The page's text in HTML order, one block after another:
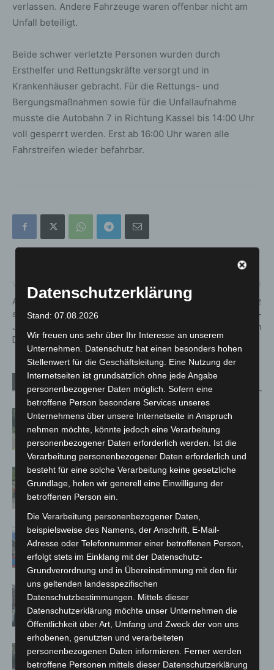
verlassen. Andere Fahrzeuge waren offenbar nicht am
Unfall beteiligt.
Beide schwer verletzte Personen wurden durch
Ersthelfer und Rettungskräfte versorgt und in
Krankenhäuser gebracht. Für die Rettungs- und
Bergungsmaßnahmen sowie für die Unfallaufnahme
musste die Autobahn 7 in Richtung Kassel bis 14:00 Uhr
voll gesperrt werden. Erst ab 16:00 Uhr waren alle
Fahrstreifen wieder befahrbar.
Ab Montag schließen
städtische Sporthallen,
Jugendtreffs und
Dorfgemeinschaftshäuser
Bundestag beschließt Gesetz
zur Stärkung der Vor-Ort-
Apotheken
Brand im „Haus der Begegnung“ in
Neuwarmbüchen schnell eingedämmt
Region Hannover: 21 neue
Notfallsanitäter starten beim Roten
Kreuz
Mann läuft mit Hockeyschläger über
A7 – Polizei sucht Zeugen
Celle: Mensch stirbt bei Bagger-Unfall
auf Baustelle
Gasleitung bei McDonald’s-Umbau in
Langenhagen beschädigt
Datenschutzerklärung
Stand: 07.08.2026
Wir freuen uns sehr über Ihr Interesse an unserem
Unternehmen. Datenschutz hat einen besonders hohen
Stellenwert für die Geschäftsleitung. Eine Nutzung der
Internetseiten ist grundsätzlich ohne jede Angabe
personenbezogener Daten möglich. Sofern eine
betroffene Person besondere Services unseres
Unternehmens über unsere Internetseite in Anspruch
nehmen möchte, könnte jedoch eine Verarbeitung
personenbezogener Daten erforderlich werden. Ist die
Verarbeitung personenbezogener Daten erforderlich und
besteht für eine solche Verarbeitung keine gesetzliche
Grundlage, holen wir generell eine Einwilligung der
betroffenen Person ein.
Die Verarbeitung personenbezogener Daten,
beispielsweise des Namens, der Anschrift, E-Mail-
Adresse oder Telefonnummer einer betroffenen Person,
erfolgt stets im Einklang mit der Datenschutz-
Grundverordnung und in Übereinstimmung mit den für
uns geltenden landesspezifischen
Datenschutzbestimmungen. Mittels dieser
Datenschutzerklärung möchte unser Unternehmen die
Öffentlichkeit über Art, Umfang und Zweck der von uns
erhobenen, genutzten und verarbeiteten
personenbezogenen Daten informieren. Ferner werden
betroffene Personen mittels dieser Datenschutzerklärung